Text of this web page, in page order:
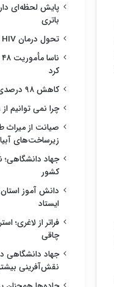
پایش لحظه‌ای
باتری
تحول درمان HIV با قرص هفتگی
کرد
کاهش ۹۸ درصدی بوی فاضلاب با نانوفیلتر ایرانی
چرا نمی توانیم
صیانت از میراث
زیرساخت‌های
جهاد دانشگاهی؛
کشور
دانش آموز
ایستاد
فراتر از لاغری؛
چاقی
جهاد دانشگاهی
نقش‌آفرینی